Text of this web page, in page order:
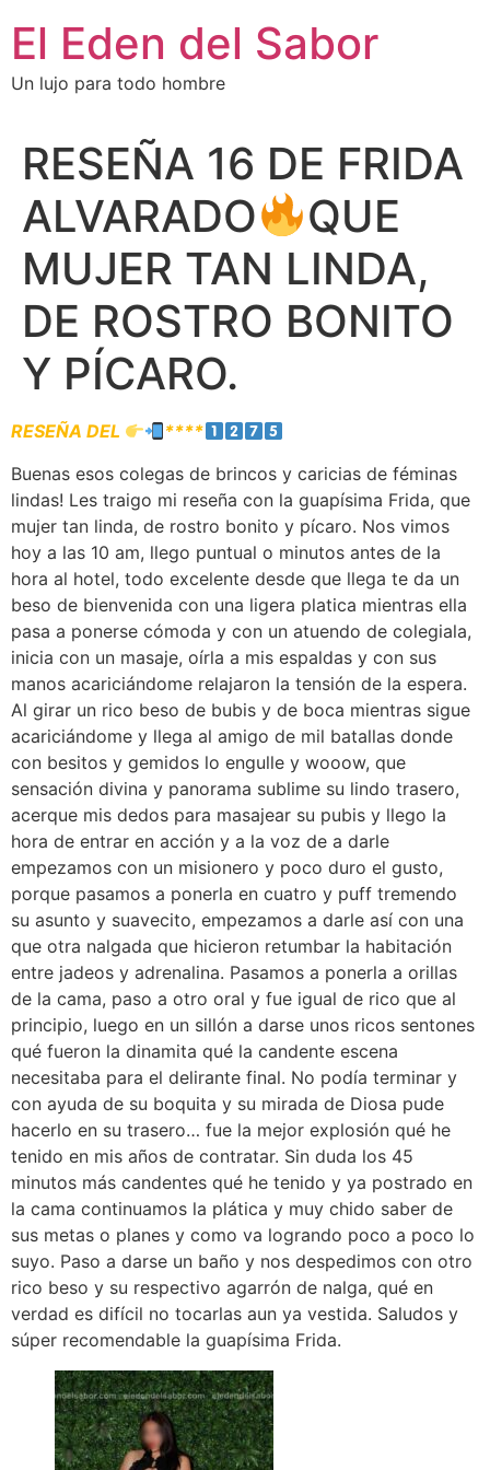
El Eden del Sabor
Un lujo para todo hombre
RESEÑA 16 DE FRIDA
ALVARADO
QUE
MUJER TAN LINDA,
DE ROSTRO BONITO
Y PÍCARO.
RESEÑA DEL
****
Buenas esos colegas de brincos y caricias de féminas
lindas! Les traigo mi reseña con la guapísima Frida, que
mujer tan linda, de rostro bonito y pícaro. Nos vimos
hoy a las 10 am, llego puntual o minutos antes de la
hora al hotel, todo excelente desde que llega te da un
beso de bienvenida con una ligera platica mientras ella
pasa a ponerse cómoda y con un atuendo de colegiala,
inicia con un masaje, oírla a mis espaldas y con sus
manos acariciándome relajaron la tensión de la espera.
Al girar un rico beso de bubis y de boca mientras sigue
acariciándome y llega al amigo de mil batallas donde
con besitos y gemidos lo engulle y wooow, que
sensación divina y panorama sublime su lindo trasero,
acerque mis dedos para masajear su pubis y llego la
hora de entrar en acción y a la voz de a darle
empezamos con un misionero y poco duro el gusto,
porque pasamos a ponerla en cuatro y puff tremendo
su asunto y suavecito, empezamos a darle así con una
que otra nalgada que hicieron retumbar la habitación
entre jadeos y adrenalina. Pasamos a ponerla a orillas
de la cama, paso a otro oral y fue igual de rico que al
principio, luego en un sillón a darse unos ricos sentones
qué fueron la dinamita qué la candente escena
necesitaba para el delirante final. No podía terminar y
con ayuda de su boquita y su mirada de Diosa pude
hacerlo en su trasero… fue la mejor explosión qué he
tenido en mis años de contratar. Sin duda los 45
minutos más candentes qué he tenido y ya postrado en
la cama continuamos la plática y muy chido saber de
sus metas o planes y como va logrando poco a poco lo
suyo. Paso a darse un baño y nos despedimos con otro
rico beso y su respectivo agarrón de nalga, qué en
verdad es difícil no tocarlas aun ya vestida. Saludos y
súper recomendable la guapísima Frida.